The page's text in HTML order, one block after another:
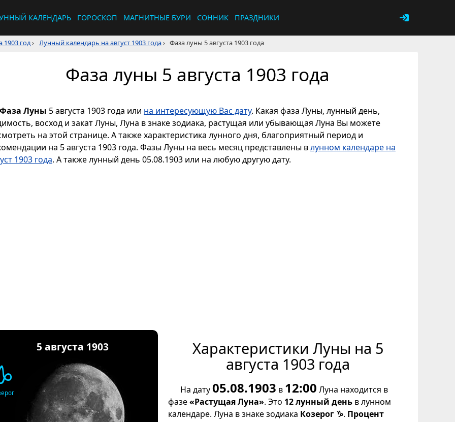
КАЛЕНДАРЬ ГОРОСКОП МАГНИТНЫЕ БУРИ СОННИК ПРАЗДНИКИ
1903 год› Лунный календарь на август 1903 года› Фаза луны 5 августа 1903 года
Фаза луны 5 августа 1903 года
Фаза Луны 5 августа 1903 года или на интересующую Вас дату. Какая фаза Луны, лунный день,
восход и закат Луны, Луна в знаке зодиака, растущая или убывающая Луна Вы можете
на этой странице. А также характеристика лунного дня, благоприятный период и
на 5 августа 1903 года. Фазы Луны на весь месяц представлены влунном календаре на
1903 года. А также лунный день 05.08.1903 или на любую другую дату.
5 августа 1903 Характеристики Луны на 5
августа 1903 года
На дату05.08.1903 в 12:00 Луна находится в
фазе«Растущая Луна». Это 12 лунный день в лунном
календаре. Луна в знаке зодиака Козерог ♑. Процент